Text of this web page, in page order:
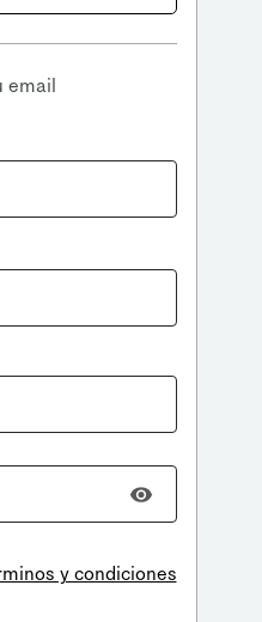
email
y condiciones